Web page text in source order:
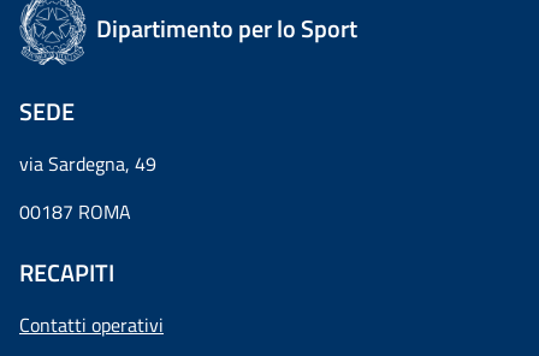
Dipartimento per lo Sport
SEDE
via Sardegna, 49
00187 ROMA
RECAPITI
Contatti operativi